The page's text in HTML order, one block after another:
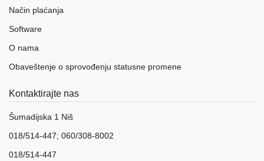
Način plaćanja
Software
O nama
Obaveštenje o sprovođenju statusne promene
Kontaktirajte nas
Šumadijska 1 Niš
018/514-447; 060/308-8002
018/514-447